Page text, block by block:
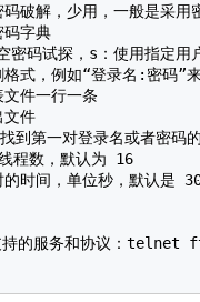
破解，少用，一般是采用
字典
码试探，s：使用指定用
格式，例如“登录名:密码
件一行一条
件
到第一对登录名或者密码
程数，默认为 16
时间，单位秒，默认是
支持的服务和协议